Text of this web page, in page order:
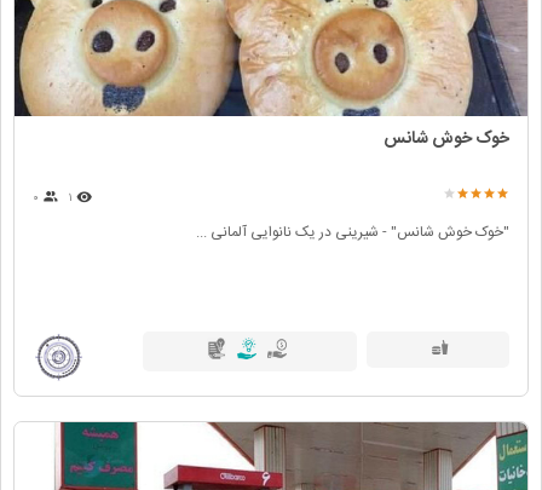
خوک خوش شانس
۱
"خوک خوش شانس" - شیرینی در یک نانوایی آلمانی ...